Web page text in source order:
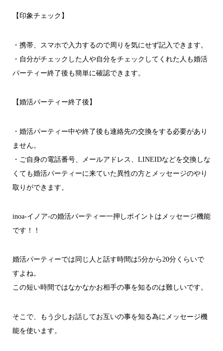
【印象チェック】
・携帯、スマホで入力するので周りを気にせず記入できます。
・自分がチェックした人や自分をチェックしてくれた人も婚活
パーティー終了後も簡単に確認できます。
【婚活パーティー終了後】
・婚活パーティー中や終了後も連絡先の交換をする必要があり
ません。
・ご自身の電話番号、メールアドレス、LINEIDなどを交換しな
くても婚活パーティーに来ていた異性の方とメッセージのやり
取りができます。
inoa-イノア-の婚活パーティー一押しポイントはメッセージ機能
です！！
婚活パーティーでは同じ人と話す時間は5分から20分くらいで
すよね。
この短い時間ではなかなかお相手の事を知るのは難しいです。
そこで、もう少しお話してお互いの事を知る為にメッセージ機
能を使います。